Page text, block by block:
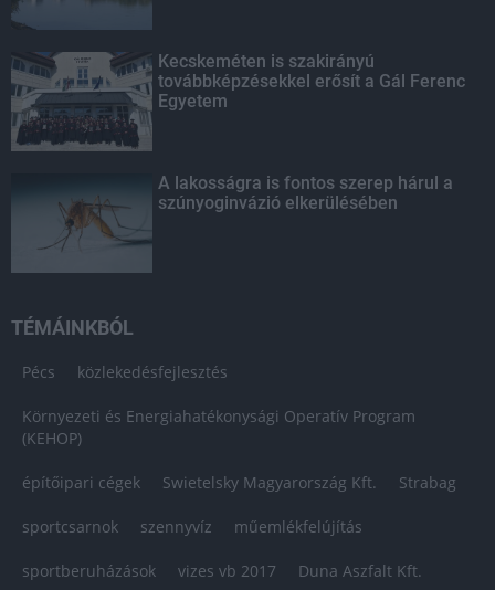
Kecskeméten is szakirányú
továbbképzésekkel erősít a Gál Ferenc
Egyetem
A lakosságra is fontos szerep hárul a
szúnyoginvázió elkerülésében
TÉMÁINKBÓL
Pécs közlekedésfejlesztés
Környezeti és Energiahatékonysági Operatív Program
(KEHOP)
építőipari cégek Swietelsky Magyarország Kft. Strabag
sportcsarnok szennyvíz műemlékfelújítás
sportberuházások vizes vb 2017 Duna Aszfalt Kft.